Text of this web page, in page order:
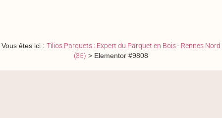
Vous êtes ici : Tilios Parquets : Expert du Parquet en Bois - Rennes Nord
(35) > Elementor #9808